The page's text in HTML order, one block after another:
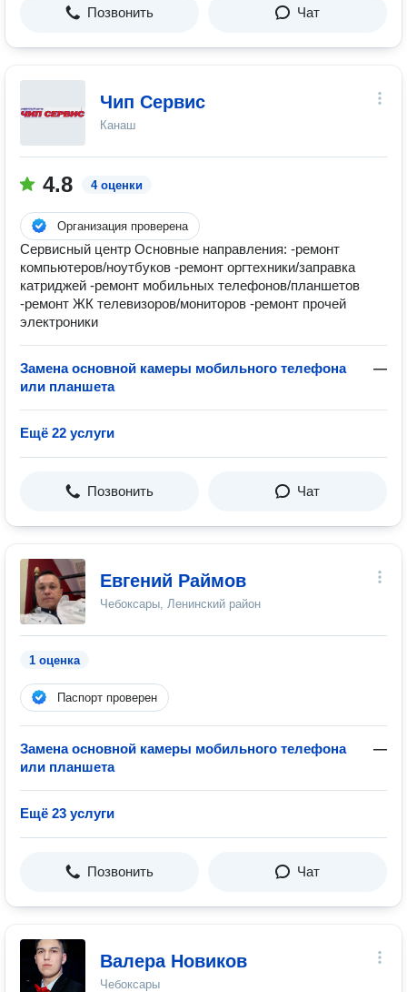
Позвонить Чат
Чип Сервис
Канаш
4.8 4 оценки
Организация проверена
Сервисный центр Основные направления: -ремонт
компьютеров/ноутбуков -ремонт оргтехники/заправка
катриджей -ремонт мобильных телефонов/планшетов
-ремонт ЖК телевизоров/мониторов -ремонт прочей
электроники
Замена основной камеры мобильного телефона
или планшета
—
Ещё 22 услуги
Позвонить Чат
Евгений Раймов
Чебоксары, Ленинский район
1 оценка
Паспорт проверен
Замена основной камеры мобильного телефона
или планшета
—
Ещё 23 услуги
Позвонить Чат
Валера Новиков
Чебоксары